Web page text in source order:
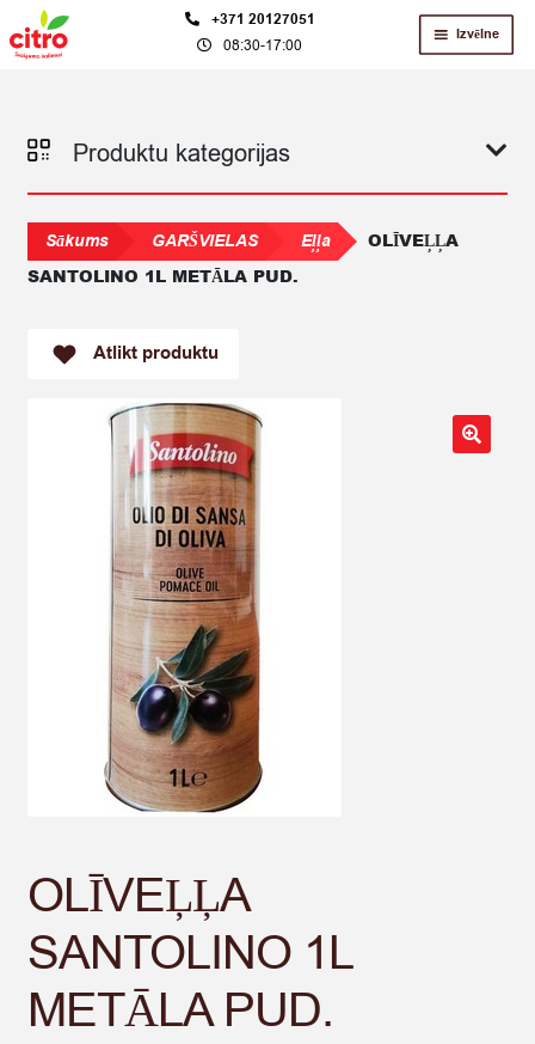
Skip
to
Skip
to
+371 20127051
08:30-17:00
Izvēlne
Produktu kategorijas
Sākums GARŠVIELAS Eļļa
OLĪVEĻĻA
SANTOLINO 1L METĀLA PUD.
Atlikt produktu
OLĪVEĻĻA
SANTOLINO 1L
METĀLA PUD.